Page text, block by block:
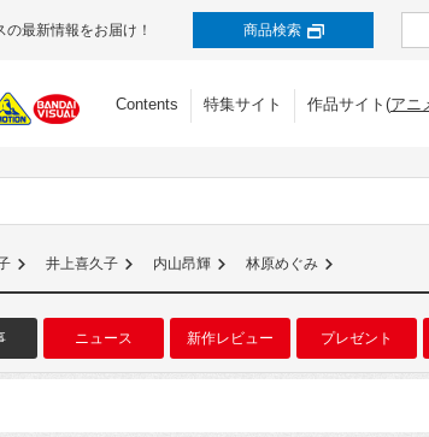
最新情報をお届け！ 商品検索
Contents 特集サイト 作品サイト(アニ
井上喜久子 内山昂輝 林原めぐみ
ニュース 新作レビュー プレゼント